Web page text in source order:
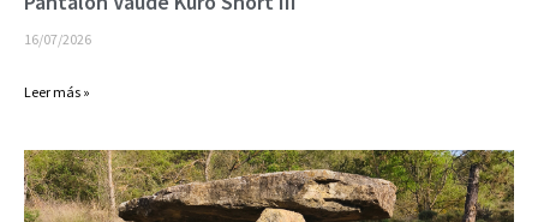
16/07/2026
Leer más »